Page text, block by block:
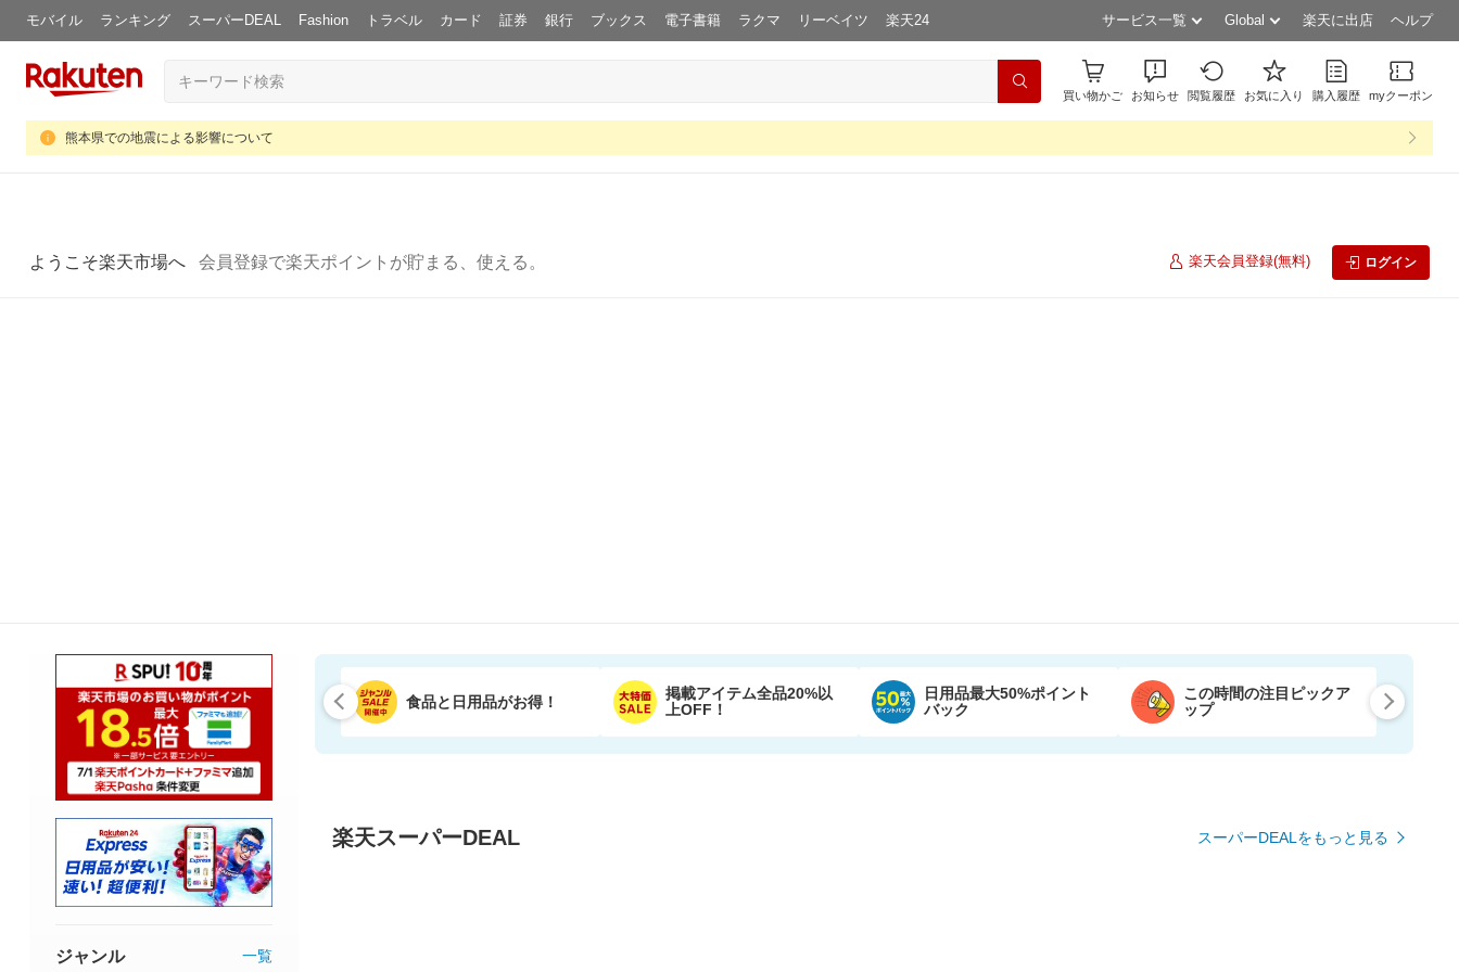
モバイル ランキング スーパーDEAL Fashion トラベル カード 証券 銀行 ブックス 電子書籍 ラクマ リーベイツ 楽天24 サービス一覧 Global 楽天に出店 ヘルプ
買い物かご お知らせ 閲覧履歴 お気に入り 購入履歴 myクーポン
熊本県での地震による影響について
ようこそ楽天市場へ 会員登録で楽天ポイントが貯まる、使える。 楽天会員登録(無料) ログイン
食品と日用品がお得！
掲載アイテム全品20%以
上OFF！
日用品最大50%ポイント
バック
この時間の注目ピックア
ップ
楽天スーパーDEAL スーパーDEALをもっと見る
ジャンル 一覧